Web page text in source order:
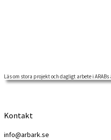
2020 var ett mycket speciellt år
Läs om stora projekt och dagligt arbete i
Kontakt
info@arbark.se